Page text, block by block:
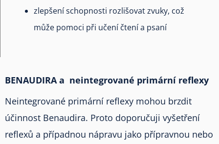
zlepšení schopnosti rozlišovat zvuky, což
může pomoci při učení čtení a psaní
BENAUDIRA a neintegrované primární reflexy
Neintegrované primární reflexy mohou brzdit
účinnost Benaudira. Proto doporučuji vyšetření
reflexů a případnou nápravu jako přípravnou nebo